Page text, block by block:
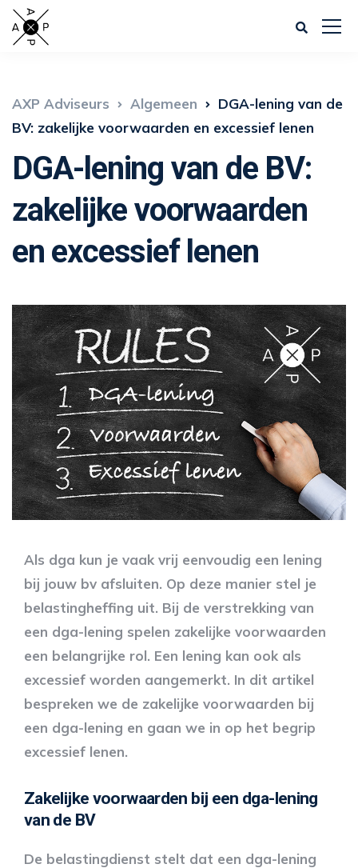
AXP Adviseurs Algemeen
DGA-lening van de
BV: zakelijke voorwaarden en excessief lenen
DGA-lening van de BV:
zakelijke voorwaarden
en excessief lenen
Als dga kun je vaak vrij eenvoudig een lening
bij jouw bv afsluiten. Op deze manier stel je
belastingheffing uit. Bij de verstrekking van
een dga-lening spelen zakelijke voorwaarden
een belangrijke rol. Een lening kan ook als
excessief worden aangemerkt. In dit artikel
bespreken we de zakelijke voorwaarden bij
een dga-lening en gaan we in op het begrip
excessief lenen.
Zakelijke voorwaarden bij een dga-lening
van de BV
De belastingdienst stelt dat een dga-lening